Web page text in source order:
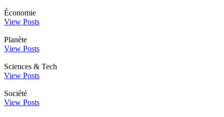
Économie
View Posts
Planète
View Posts
Sciences & Tech
View Posts
Société
View Posts